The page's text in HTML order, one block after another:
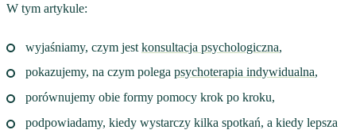
W tym artykule:
wyjaśniamy, czym jest konsultacja psychologiczna,
pokazujemy, na czym polega psychoterapia indywidualna,
porównujemy obie formy pomocy krok po kroku,
podpowiadamy, kiedy wystarczy kilka spotkań, a kiedy lepsza